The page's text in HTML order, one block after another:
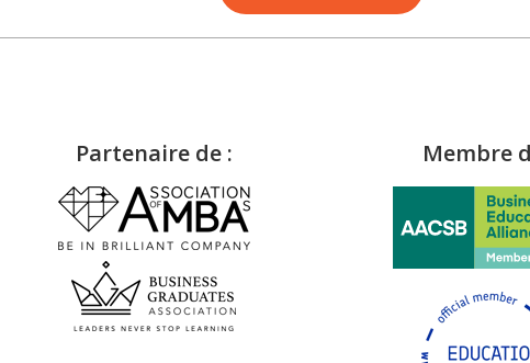
Partenaire de : Membre